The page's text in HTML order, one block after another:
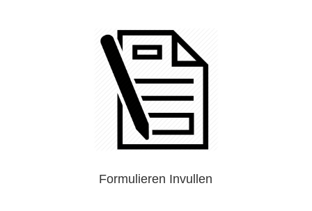
Formulieren Invullen